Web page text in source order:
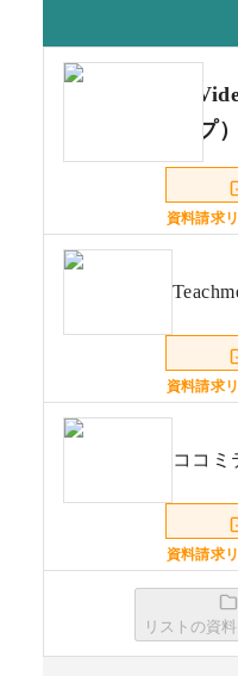
プ）
資料請求
資料請求
ココミ
資料請求
tebiki
リストの資